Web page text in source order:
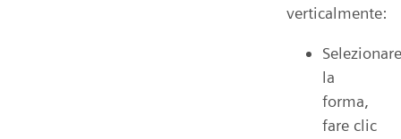
verticalmente:
Selezionare
la
forma,
fare clic